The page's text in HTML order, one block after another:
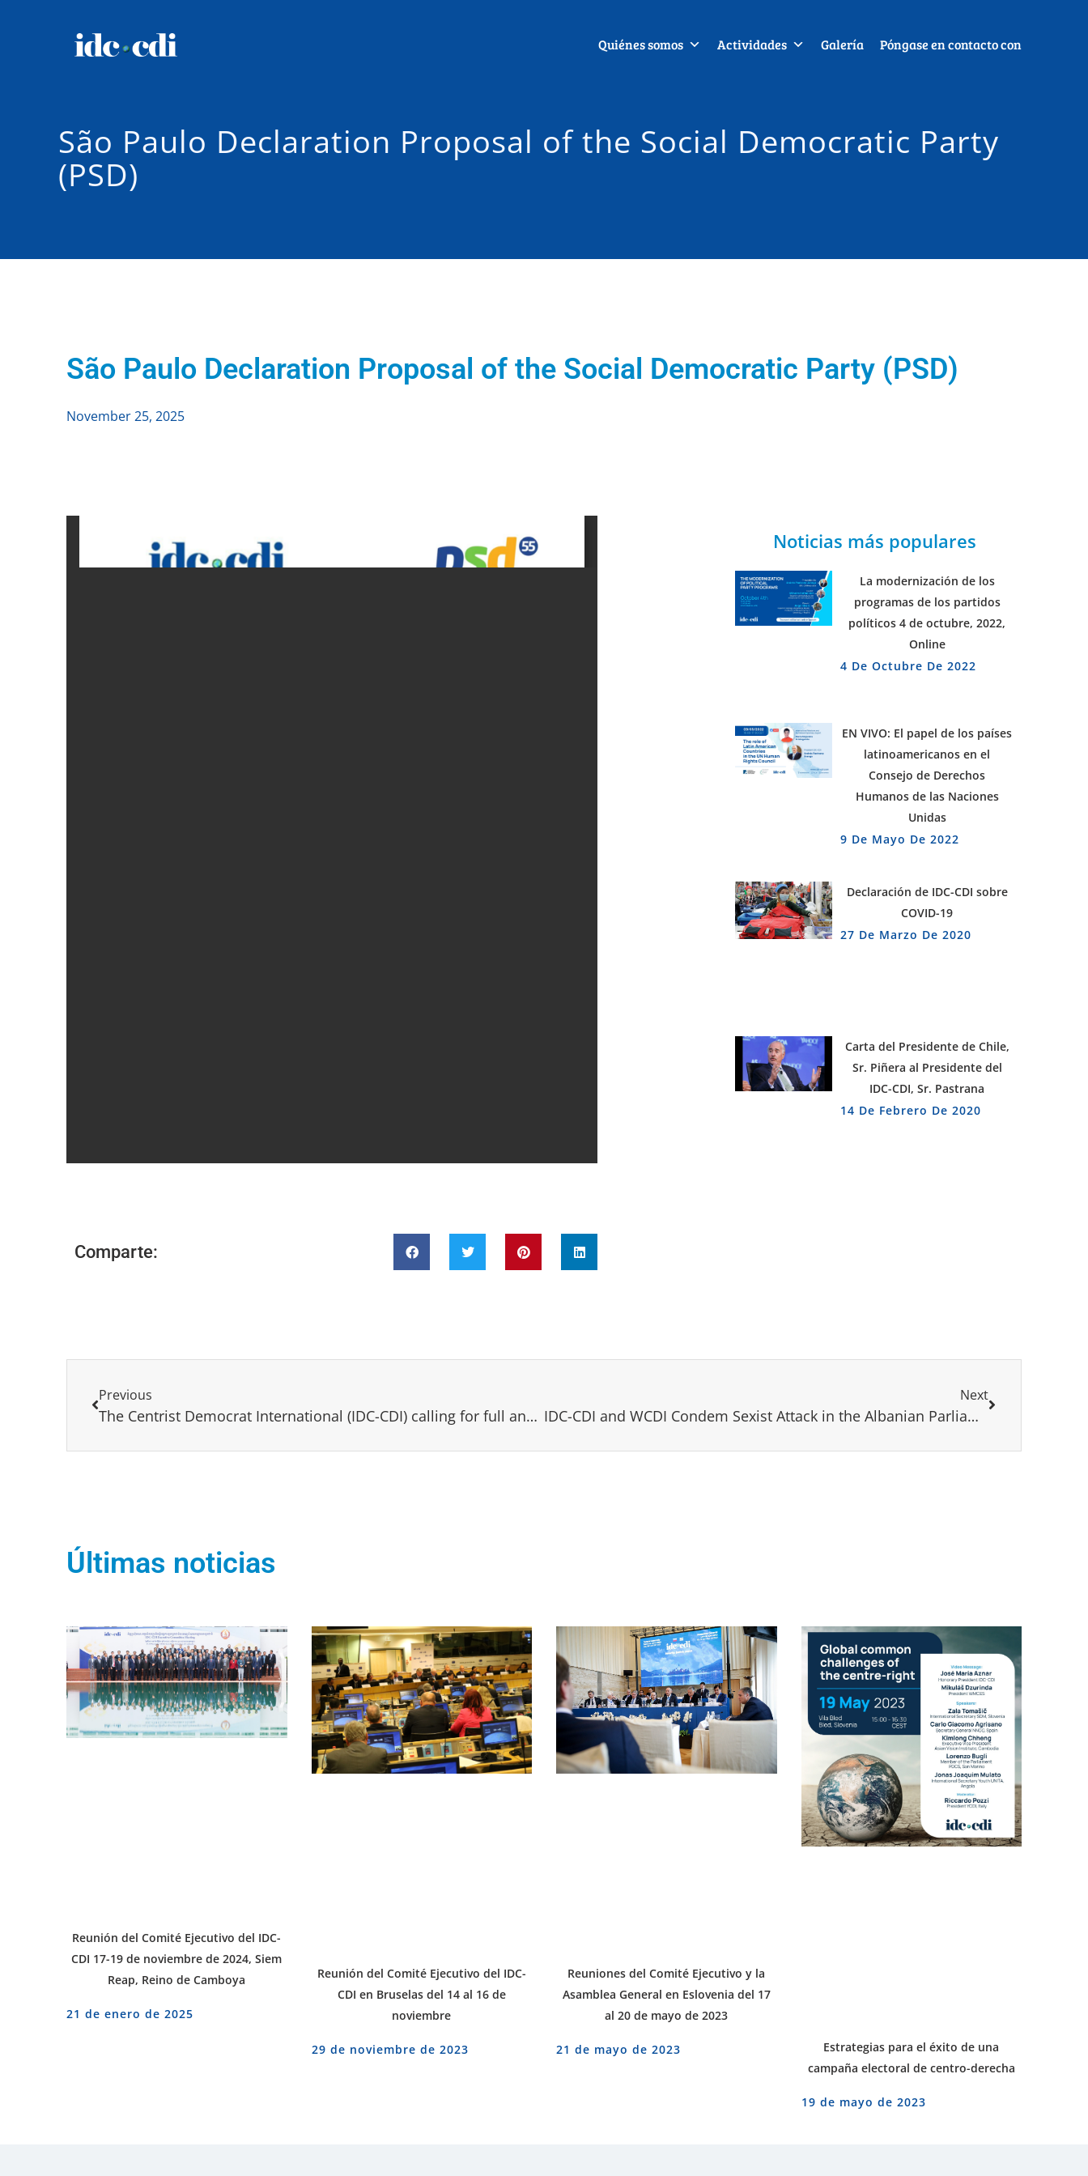
Quiénes somos Actividades Galería Póngase en contacto con
São Paulo Declaration Proposal of the Social Democratic Party
(PSD)
São Paulo Declaration Proposal of the Social Democratic Party (PSD)
November 25, 2025
Comparte:
Noticias más populares
La modernización de los
programas de los partidos
políticos 4 de octubre, 2022,
Online
4 De Octubre De 2022
EN VIVO: El papel de los países
latinoamericanos en el
Consejo de Derechos
Humanos de las Naciones
Unidas
9 De Mayo De 2022
Declaración de IDC-CDI sobre
COVID-19
27 De Marzo De 2020
Carta del Presidente de Chile,
Sr. Piñera al Presidente del
IDC-CDI, Sr. Pastrana
14 De Febrero De 2020
Previous
The Centrist Democrat International (IDC-CDI) calling for full and effective implementation of the cambodian-thai ceasefire for the current border conflict.
Next
IDC-CDI and WCDI Condem Sexist Attack in the Albanian Parliament
Últimas noticias
Reunión del Comité Ejecutivo del IDC-
CDI 17-19 de noviembre de 2024, Siem
Reap, Reino de Camboya
21 de enero de 2025
Reunión del Comité Ejecutivo del IDC-
CDI en Bruselas del 14 al 16 de
noviembre
29 de noviembre de 2023
Reuniones del Comité Ejecutivo y la
Asamblea General en Eslovenia del 17
al 20 de mayo de 2023
21 de mayo de 2023
Estrategias para el éxito de una
campaña electoral de centro-derecha
19 de mayo de 2023